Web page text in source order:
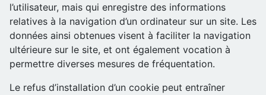
l’utilisateur, mais qui enregistre des informations
relatives à la navigation d’un ordinateur sur un site. Les
données ainsi obtenues visent à faciliter la navigation
ultérieure sur le site, et ont également vocation à
permettre diverses mesures de fréquentation.
Le refus d’installation d’un cookie peut entraîner